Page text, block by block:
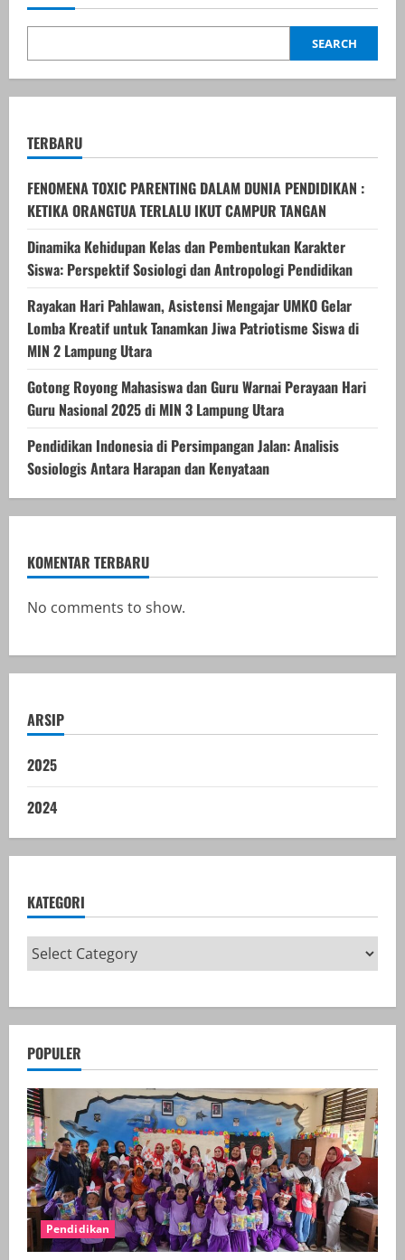
Utara:
hingga
Kekinian
SEARCH
TERBARU
FENOMENA TOXIC PARENTING DALAM DUNIA PENDIDIKAN :
KETIKA ORANGTUA TERLALU IKUT CAMPUR TANGAN
Dinamika Kehidupan Kelas dan Pembentukan Karakter
Siswa: Perspektif Sosiologi dan Antropologi Pendidikan
Rayakan Hari Pahlawan, Asistensi Mengajar UMKO Gelar
Lomba Kreatif untuk Tanamkan Jiwa Patriotisme Siswa di
MIN 2 Lampung Utara
Gotong Royong Mahasiswa dan Guru Warnai Perayaan Hari
Guru Nasional 2025 di MIN 3 Lampung Utara
Pendidikan Indonesia di Persimpangan Jalan: Analisis
Sosiologis Antara Harapan dan Kenyataan
KOMENTAR TERBARU
No comments to show.
ARSIP
2025
2024
KATEGORI
POPULER
Pendidikan